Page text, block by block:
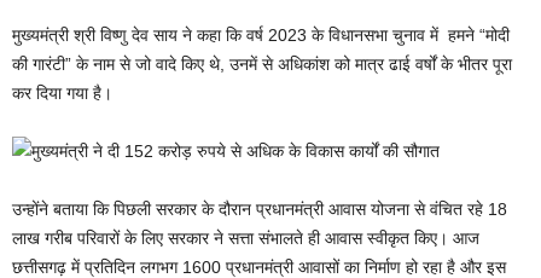
मुख्यमंत्री श्री विष्णु देव साय ने कहा कि वर्ष 2023 के विधानसभा चुनाव में हमने “मोदी
की गारंटी” के नाम से जो वादे किए थे, उनमें से अधिकांश को मात्र ढाई वर्षों के भीतर पूरा
कर दिया गया है।
उन्होंने बताया कि पिछली सरकार के दौरान प्रधानमंत्री आवास योजना से वंचित रहे 18
लाख गरीब परिवारों के लिए सरकार ने सत्ता संभालते ही आवास स्वीकृत किए। आज
छत्तीसगढ़ में प्रतिदिन लगभग 1600 प्रधानमंत्री आवासों का निर्माण हो रहा है और इस